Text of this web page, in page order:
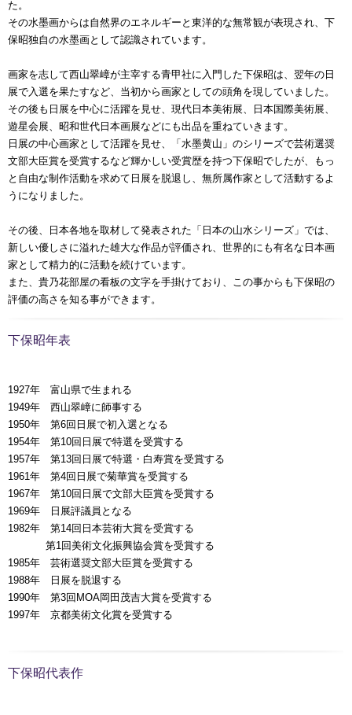
た。
その水墨画からは自然界のエネルギーと東洋的な無常観が表現され、下
保昭独自の水墨画として認識されています。
画家を志して西山翠嶂が主宰する青甲社に入門した下保昭は、翌年の日
展で入選を果たすなど、当初から画家としての頭角を現していました。
その後も日展を中心に活躍を見せ、現代日本美術展、日本国際美術展、
遊星会展、昭和世代日本画展などにも出品を重ねていきます。
日展の中心画家として活躍を見せ、「水墨黄山」のシリーズで芸術選奨
文部大臣賞を受賞するなど輝かしい受賞歴を持つ下保昭でしたが、もっ
と自由な制作活動を求めて日展を脱退し、無所属作家として活動するよ
うになりました。
その後、日本各地を取材して発表された「日本の山水シリーズ」では、
新しい優しさに溢れた雄大な作品が評価され、世界的にも有名な日本画
家として精力的に活動を続けています。
また、貴乃花部屋の看板の文字を手掛けており、この事からも下保昭の
評価の高さを知る事ができます。
下保昭年表
1927年 富山県で生まれる
1949年 西山翠嶂に師事する
1950年 第6回日展で初入選となる
1954年 第10回日展で特選を受賞する
1957年 第13回日展で特選・白寿賞を受賞する
1961年 第4回日展で菊華賞を受賞する
1967年 第10回日展で文部大臣賞を受賞する
1969年 日展評議員となる
1982年 第14回日本芸術大賞を受賞する
第1回美術文化振興協会賞を受賞する
1985年 芸術選奨文部大臣賞を受賞する
1988年 日展を脱退する
1990年 第3回MOA岡田茂吉大賞を受賞する
1997年 京都美術文化賞を受賞する
下保昭代表作